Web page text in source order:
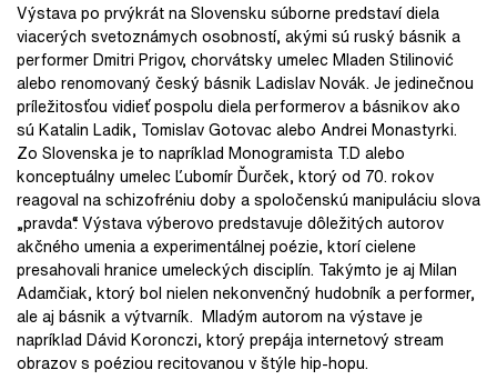
Výstava po prvýkrát na Slovensku súborne predstaví diela
viacerých svetoznámych osobností, akými sú ruský básnik a
performer Dmitri Prigov, chorvátsky umelec Mladen Stilinović
alebo renomovaný český básnik Ladislav Novák. Je jedinečnou
príležitosťou vidieť pospolu diela performerov a básnikov ako
sú Katalin Ladik, Tomislav Gotovac alebo Andrei Monastyrki.
Zo Slovenska je to napríklad Monogramista T.D alebo
konceptuálny umelec Ľubomír Ďurček, ktorý od 70. rokov
reagoval na schizofréniu doby a spoločenskú manipuláciu slova
„pravda“. Výstava výberovo predstavuje dôležitých autorov
akčného umenia a experimentálnej poézie, ktorí cielene
presahovali hranice umeleckých disciplín. Takýmto je aj Milan
Adamčiak, ktorý bol nielen nekonvenčný hudobník a performer,
ale aj básnik a výtvarník. Mladým autorom na výstave je
napríklad Dávid Koronczi, ktorý prepája internetový stream
obrazov s poéziou recitovanou v štýle hip-hopu.